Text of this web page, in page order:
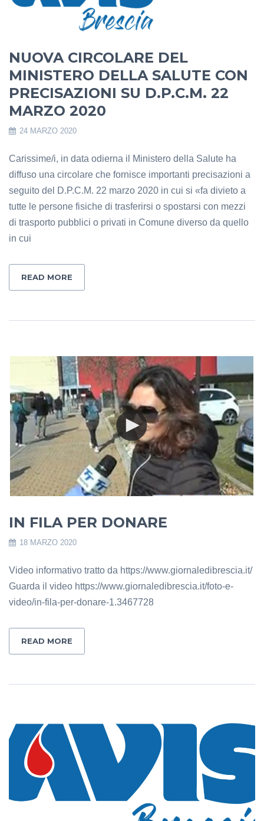
NUOVA CIRCOLARE DEL
MINISTERO DELLA SALUTE CON
PRECISAZIONI SU D.P.C.M. 22
MARZO 2020
24 MARZO 2020
Carissime/i, in data odierna il Ministero della Salute ha
diffuso una circolare che fornisce importanti precisazioni a
seguito del D.P.C.M. 22 marzo 2020 in cui si «fa divieto a
tutte le persone fisiche di trasferirsi o spostarsi con mezzi
di trasporto pubblici o privati in Comune diverso da quello
in cui
READ MORE
IN FILA PER DONARE
18 MARZO 2020
Video informativo tratto da https://www.giornaledibrescia.it/
Guarda il video https://www.giornaledibrescia.it/foto-e-
video/in-fila-per-donare-1.3467728
READ MORE